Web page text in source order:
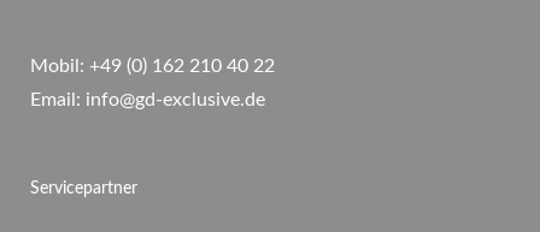
Mobil: +49 (0) 162 210 40 22
Email: info@gd-exclusive.de
Servicepartner